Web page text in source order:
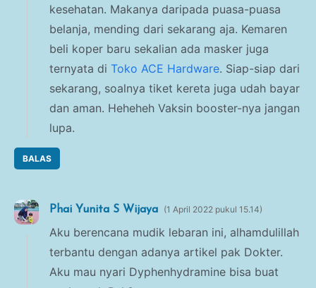
kesehatan. Makanya daripada puasa-puasa
belanja, mending dari sekarang aja. Kemaren
beli koper baru sekalian ada masker juga
ternyata di Toko ACE Hardware. Siap-siap dari
sekarang, soalnya tiket kereta juga udah bayar
dan aman. Heheheh Vaksin booster-nya jangan
lupa.
BALAS
Phai Yunita S Wijaya 1 April 2022 pukul 15.14
Aku berencana mudik lebaran ini, alhamdulillah
terbantu dengan adanya artikel pak Dokter.
Aku mau nyari Dyphenhydramine bisa buat